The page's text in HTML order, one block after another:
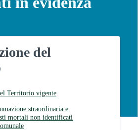
del
Territorio vigente
straordinaria e
mortali non identificati